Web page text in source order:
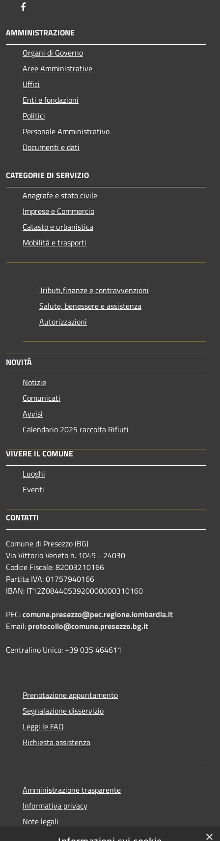
AMMINISTRAZIONE
Organi di Governo
Aree Amministrative
Uffici
Enti e fondazioni
Politici
Personale Amministrativo
Documenti e dati
CATEGORIE DI SERVIZIO
Anagrafe e stato civile
Imprese e Commercio
Catasto e urbanistica
Mobilità e trasporti
Tributi,finanze e contravvenzioni
Salute, benessere e assistenza
Autorizzazioni
NOVITÀ
Notizie
Comunicati
Avvisi
Calendario 2025 raccolta Rifiuti
VIVERE IL COMUNE
Luoghi
Eventi
CONTATTI
Comune di Presezzo (BG)
Via Vittorio Veneto n. 1049 - 24030
Codice Fiscale: 82003210166
Partita IVA: 01757940166
IBAN: IT12Z0844053920000000310160
PEC:comune.presezzo@pec.regione.lombardia.it
Email: protocollo@comune.presezzo.bg.it
Centralino Unico: +39 035 464611
Prenotazione appuntamento
Segnalazione disservizio
Leggi le FAQ
Richiesta assistenza
Amministrazione trasparente
Informativa privacy
Note legali
Dichiarazione di accessibilità
×